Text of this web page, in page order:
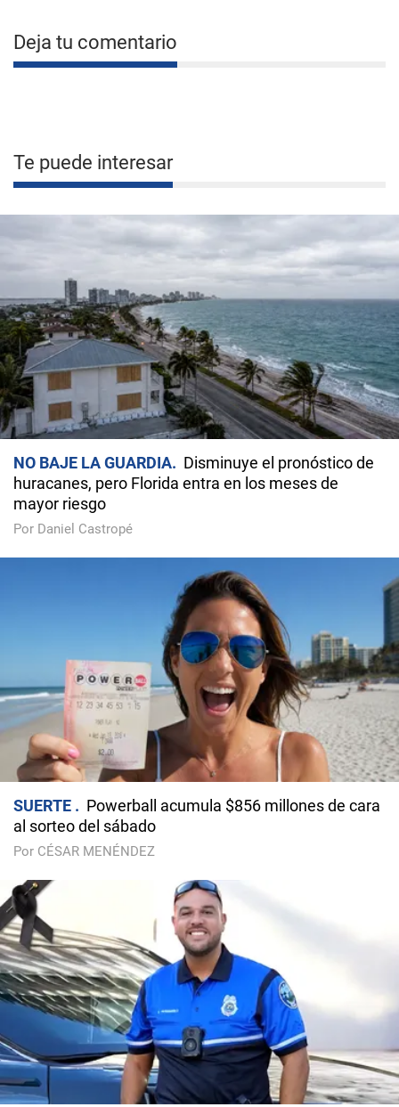
Deja tu comentario
Te puede interesar
NO BAJE LA GUARDIA
Disminuye el pronóstico de
huracanes, pero Florida entra en los meses de
mayor riesgo
Por Daniel Castropé
SUERTE
Powerball acumula $856 millones de cara
al sorteo del sábado
Por CÉSAR MENÉNDEZ